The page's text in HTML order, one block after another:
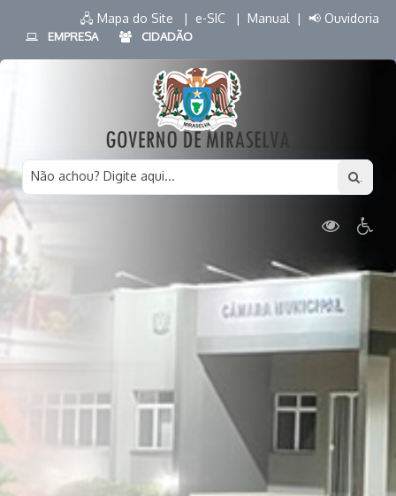
🖧 Mapa do Site | e-SIC | Manual | 📢 Ouvidoria
EMPRESA CIDADÃO
Não achou? Digite aqui...